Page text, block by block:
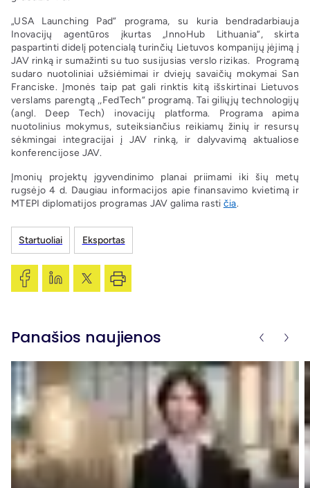
„USA Launching Pad“ programa, su kuria bendradarbiauja
Inovacijų agentūros įkurtas „InnoHub Lithuania“, skirta
paspartinti didelį potencialą turinčių Lietuvos kompanijų įėjimą į
JAV rinką ir sumažinti su tuo susijusias verslo rizikas. Programą
sudaro nuotoliniai užsiėmimai ir dviejų savaičių mokymai San
Franciske. Įmonės taip pat gali rinktis kitą išskirtinai Lietuvos
verslams parengtą ,,FedTech“ programą. Tai giliųjų technologijų
(angl. Deep Tech) inovacijų platforma. Programa apima
nuotolinius mokymus, suteiksiančius reikiamų žinių ir resursų
sėkmingai integracijai į JAV rinką, ir dalyvavimą aktualiose
konferencijose JAV.
Įmonių projektų įgyvendinimo planai priimami iki šių metų
rugsėjo 4 d. Daugiau informacijos apie finansavimo kvietimą ir
MTEPI diplomatijos programas JAV galima rasti čia.
Startuoliai Eksportas
Panašios naujienos